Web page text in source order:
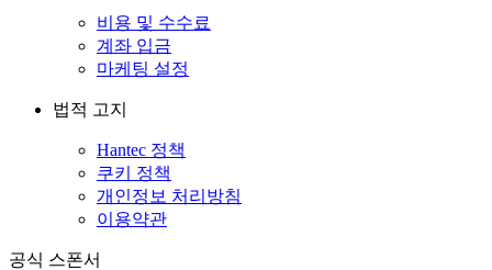
비용 및 수수료
계좌 입금
마케팅 설정
법적 고지
Hantec 정책
쿠키 정책
개인정보 처리방침
이용약관
공식 스폰서